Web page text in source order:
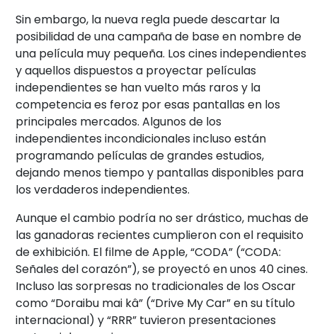
Sin embargo, la nueva regla puede descartar la
posibilidad de una campaña de base en nombre de
una película muy pequeña. Los cines independientes
y aquellos dispuestos a proyectar películas
independientes se han vuelto más raros y la
competencia es feroz por esas pantallas en los
principales mercados. Algunos de los
independientes incondicionales incluso están
programando películas de grandes estudios,
dejando menos tiempo y pantallas disponibles para
los verdaderos independientes.
Aunque el cambio podría no ser drástico, muchas de
las ganadoras recientes cumplieron con el requisito
de exhibición. El filme de Apple, “CODA” (“CODA:
Señales del corazón”), se proyectó en unos 40 cines.
Incluso las sorpresas no tradicionales de los Oscar
como “Doraibu mai kâ” (“Drive My Car” en su título
internacional) y “RRR” tuvieron presentaciones